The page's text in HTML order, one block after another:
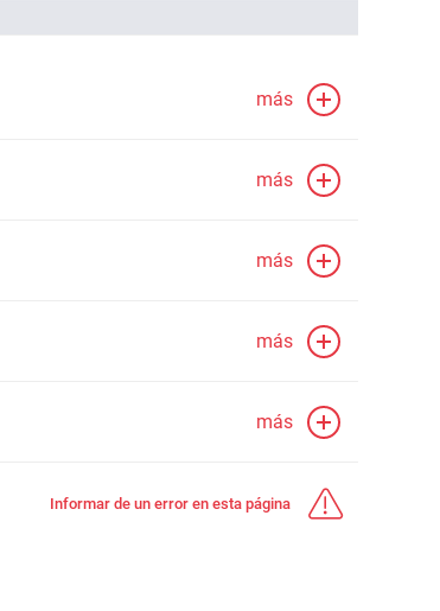
más
más
más
más
más
Informar de un error en esta página